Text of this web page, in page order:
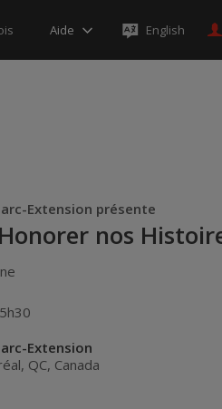
Aide English
Extension présente
nos
Extension
, QC, Canada